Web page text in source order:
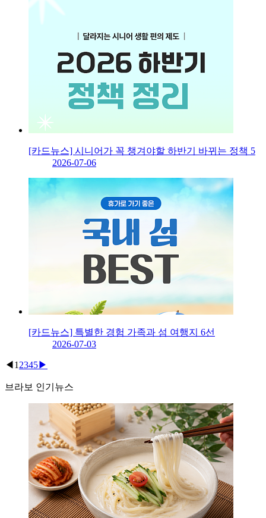
[카드뉴스] 시니어가 꼭 챙겨야할 하반기 바뀌는 정책 5
2026-07-06
[카드뉴스] 특별한 경험 가족과 섬 여행지 6선
2026-07-03
◀ 12345▶
브라보 인기뉴스